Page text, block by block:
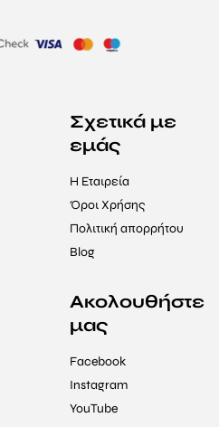
Σχετικά με
εμάς
Η Εταιρεία
Όροι Χρήσης
Πολιτική απορρήτου
Blog
Ακολουθήστε
μας
Facebook
Instagram
YouTube